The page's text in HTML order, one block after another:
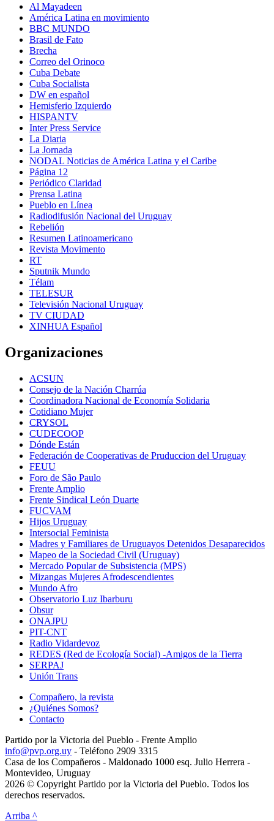
Al Mayadeen
América Latina en movimiento
BBC MUNDO
Brasil de Fato
Brecha
Correo del Orinoco
Cuba Debate
Cuba Socialista
DW en español
Hemisferio Izquierdo
HISPANTV
Inter Press Service
La Diaria
La Jornada
NODAL Noticias de América Latina y el Caribe
Página 12
Periódico Claridad
Prensa Latina
Pueblo en Línea
Radiodifusión Nacional del Uruguay
Rebelión
Resumen Latinoamericano
Revista Movimento
RT
Sputnik Mundo
Télam
TELESUR
Televisión Nacional Uruguay
TV CIUDAD
XINHUA Español
Organizaciones
ACSUN
Consejo de la Nación Charrúa
Coordinadora Nacional de Economía Solidaria
Cotidiano Mujer
CRYSOL
CUDECOOP
Dónde Están
Federación de Cooperativas de Pruduccion del Uruguay
FEUU
Foro de São Paulo
Frente Amplio
Frente Sindical León Duarte
FUCVAM
Hijos Uruguay
Intersocial Feminista
Madres y Familiares de Uruguayos Detenidos Desaparecidos
Mapeo de la Sociedad Civil (Uruguay)
Mercado Popular de Subsistencia (MPS)
Mizangas Mujeres Afrodescendientes
Mundo Afro
Observatorio Luz Ibarburu
Obsur
ONAJPU
PIT-CNT
Radio Vidardevoz
REDES (Red de Ecología Social) -Amigos de la Tierra
SERPAJ
Unión Trans
Compañero, la revista
¿Quiénes Somos?
Contacto
Partido por la Victoria del Pueblo - Frente Amplio
info@pvp.org.uy - Teléfono 2909 3315
Casa de los Compañeros - Maldonado 1000 esq. Julio Herrera -
Montevideo, Uruguay
2026 © Copyright Partido por la Victoria del Pueblo. Todos los
derechos reservados.
Arriba ^